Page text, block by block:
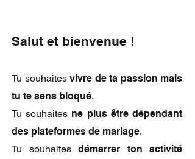
Salut et bienvenue !
Tu souhaites vivre de ta passion mais
tu te sens bloqué.
Tu souhaites ne plus être dépendant
des plateformes de mariage.
Tu souhaites démarrer ton activité